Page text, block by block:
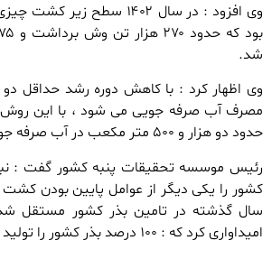
شد.
وی اظهار کرد : با کاهش دوره رشد حداقل
مصرف آب صرفه جویی می شود ، با این روش
حدود دو هزار و ۵۰۰ متر مکعب در آب صرفه جویی می شود.
رئیس موسسه تحقیقات پنبه کشور گفت :
کشور را یکی دیگر از عوامل پایین بودن
سال گذشته در تامین بذر کشور مستقل شده
امیداواری کرد که : ۱۰۰ درصد بذر کشور را تولید می کنیم.